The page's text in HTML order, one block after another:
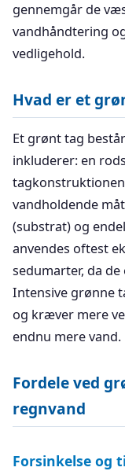
gennemgår de
vandhåndtering
vedligehold.
Hvad er et
Et grønt tag
inkluderer: en
vandholdende
(substrat) og
anvendes oftest
sedumarter, da
Intensive grønne
og kræver mere
endnu mere vand.
Fordele ved
regnvand
Forsinkelse og